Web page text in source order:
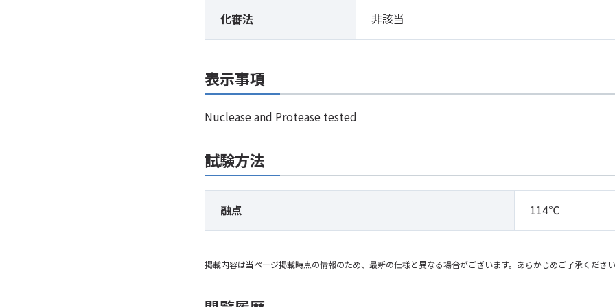
化審法 非該当
表示事項
Nuclease and Protease tested
試験方法
融点 114℃
掲載内容は当ページ掲載時点の情報のため、最新の仕様と異なる場合がございます。あらかじめご了承くださ